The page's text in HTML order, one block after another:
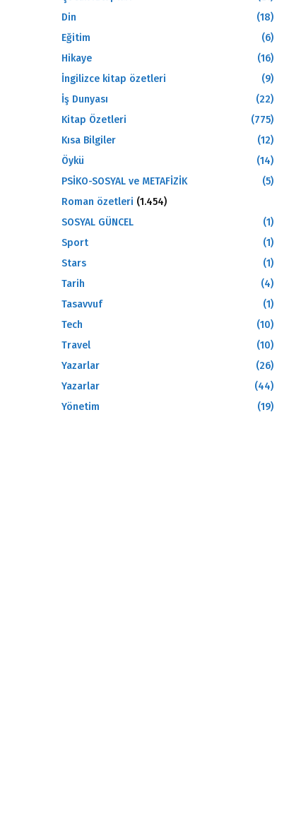
Din
(18)
Eğitim
(6)
Hikaye
(16)
İngilizce kitap özetleri
(9)
İş Dunyası
(22)
Kitap Özetleri
(775)
Kısa Bilgiler
(12)
Öykü
(14)
PSİKO-SOSYAL ve METAFİZİK
(5)
Roman özetleri (1.454)
SOSYAL GÜNCEL
(1)
Sport
(1)
Stars
(1)
Tarih
(4)
Tasavvuf
(1)
Tech
(10)
Travel
(10)
Yazarlar
(26)
Yazarlar
(44)
Yönetim
(19)